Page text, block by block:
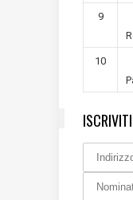
9
10